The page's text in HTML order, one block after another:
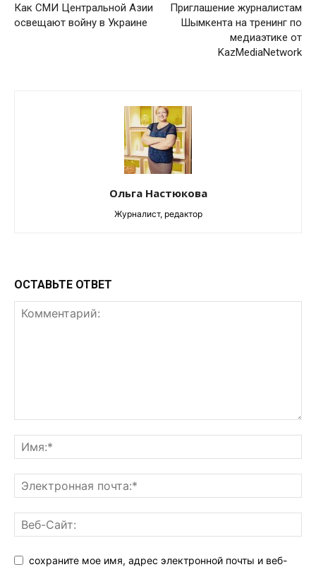
Как СМИ Центральной Азии
освещают войну в Украине
Приглашение журналистам
Шымкента на тренинг по
медиаэтике от
KazMediaNetwork
Ольга Настюкова
Журналист, редактор
ОСТАВЬТЕ ОТВЕТ
сохраните мое имя, адрес электронной почты и веб-